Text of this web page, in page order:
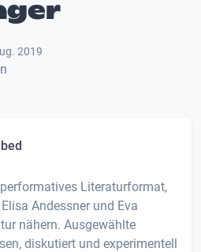
2019
Literaturformat,
Andessner und Eva
nähern. Ausgewählte
diskutiert und experimentell